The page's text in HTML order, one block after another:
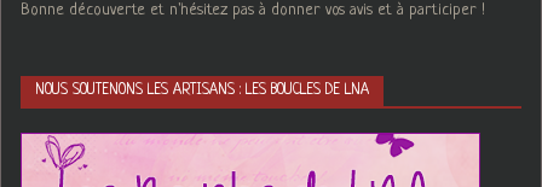
Bonne découverte et n'hésitez pas à donner vos avis et à participer !
NOUS SOUTENONS LES ARTISANS : LES BOUCLES DE LNA